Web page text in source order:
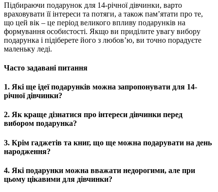
Підбираючи подарунок для 14-річної дівчинки, варто
враховувати її інтереси та потяги, а також пам’ятати про те,
що цей вік – це період великого впливу подарунків на
формування особистості. Якщо ви приділите увагу вибору
подарунка і підіберете його з любов’ю, ви точно порадуєте
маленьку леді.
Часто задавані питання
1. Які ще ідеї подарунків можна запропонувати для 14-
річної дівчинки?
2. Як краще дізнатися про інтереси дівчинки перед
вибором подарунка?
3. Крім гаджетів та книг, що ще можна подарувати на день
народження?
4. Які подарунки можна вважати недорогими, але при
цьому цікавими для дівчинки?